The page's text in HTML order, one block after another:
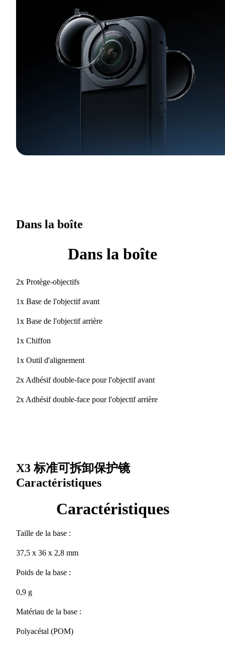
Dans la boîte
Dans la boîte
2x Protège-objectifs
1x Base de l'objectif avant
1x Base de l'objectif arrière
1x Chiffon
1x Outil d'alignement
2x Adhésif double-face pour l'objectif avant
2x Adhésif double-face pour l'objectif arrière
X3 标准可拆卸保护镜
Caractéristiques
Caractéristiques
Taille de la base :
37,5 x 36 x 2,8 mm
Poids de la base :
0,9 g
Matériau de la base :
Polyacétal (POM)